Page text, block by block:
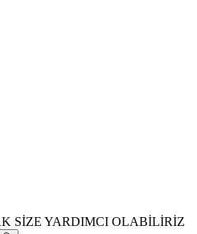
SİZE YARDIMCI OLABİLİRİZ